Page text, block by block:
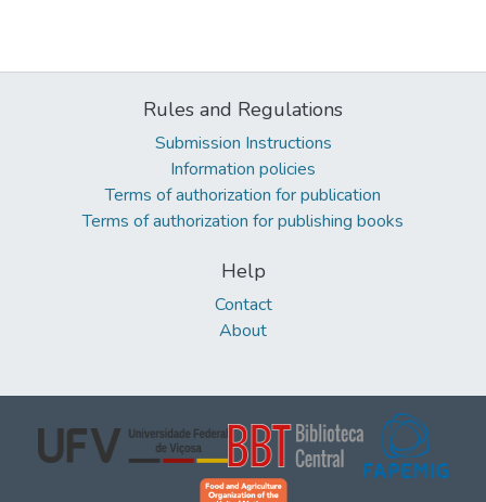
Rules and Regulations
Submission Instructions
Information policies
Terms of authorization for publication
Terms of authorization for publishing books
Help
Contact
About